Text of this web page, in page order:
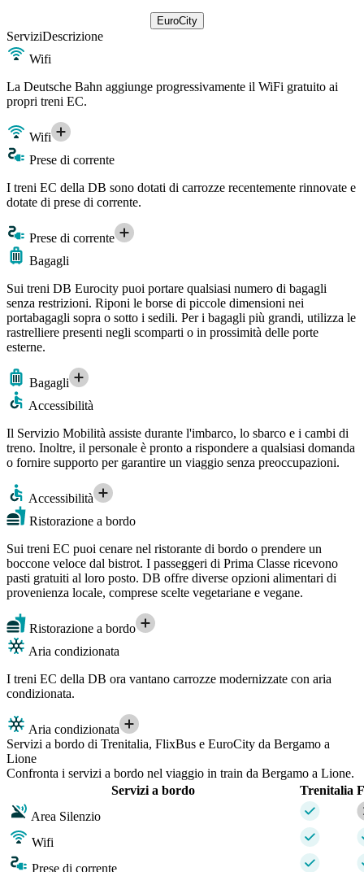
EuroCity
ServiziDescrizione
Wifi
La Deutsche Bahn aggiunge progressivamente il WiFi gratuito ai
propri treni EC.
Wifi
Prese di corrente
I treni EC della DB sono dotati di carrozze recentemente rinnovate e
dotate di prese di corrente.
Prese di corrente
Bagagli
Sui treni DB Eurocity puoi portare qualsiasi numero di bagagli
senza restrizioni. Riponi le borse di piccole dimensioni nei
portabagagli sopra o sotto i sedili. Per i bagagli più grandi, utilizza le
rastrelliere presenti negli scomparti o in prossimità delle porte
esterne.
Bagagli
Accessibilità
Il Servizio Mobilità assiste durante l'imbarco, lo sbarco e i cambi di
treno. Inoltre, il personale è pronto a rispondere a qualsiasi domanda
o fornire supporto per garantire un viaggio senza preoccupazioni.
Accessibilità
Ristorazione a bordo
Sui treni EC puoi cenare nel ristorante di bordo o prendere un
boccone veloce dal bistrot. I passeggeri di Prima Classe ricevono
pasti gratuiti al loro posto. DB offre diverse opzioni alimentari di
provenienza locale, comprese scelte vegetariane e vegane.
Ristorazione a bordo
Aria condizionata
I treni EC della DB ora vantano carrozze modernizzate con aria
condizionata.
Aria condizionata
Servizi a bordo di Trenitalia, FlixBus e EuroCity da Bergamo a
Lione
Confronta i servizi a bordo nel viaggio in train da Bergamo a Lione.
Servizi a bordo
Trenitalia
Area Silenzio
Wifi
Prese di corrente